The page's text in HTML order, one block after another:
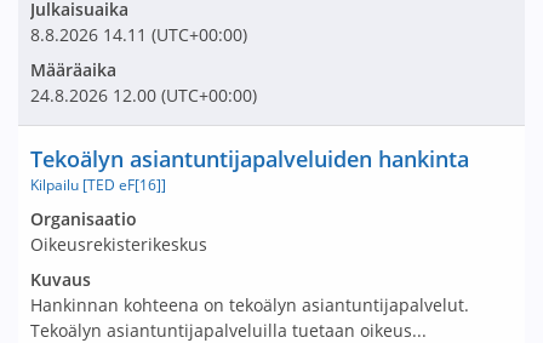
Julkaisuaika
8.8.2026 14.11 (UTC+00:00)
Määräaika
24.8.2026 12.00 (UTC+00:00)
Avaa tarjouspyyntö:
Organisaatio
Oikeusrekisterikeskus
Nimi ja selite
Tekoälyn asiantuntijapalveluiden hankinta
Kilpailu [TED eF[16]]
Kuvaus
Hankinnan kohteena on tekoälyn asiantuntijapalvelut.
Tekoälyn asiantuntijapalveluilla tuetaan oikeus...